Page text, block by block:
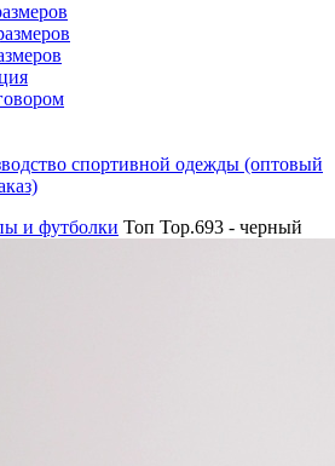
спортивной одежды (оптовый
и футболки Топ Top.693 - черный